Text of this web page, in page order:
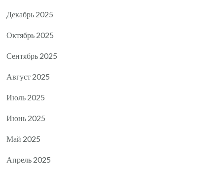
Декабрь 2025
Октябрь 2025
Сентябрь 2025
Август 2025
Июль 2025
Июнь 2025
Май 2025
Апрель 2025